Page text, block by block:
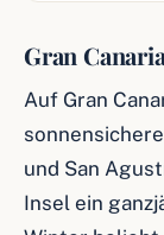
Gran
Auf Gran
und San
Insel ein